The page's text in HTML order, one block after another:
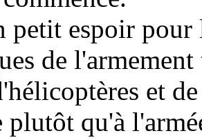
petit espoir
de
et
plutôt qu'à